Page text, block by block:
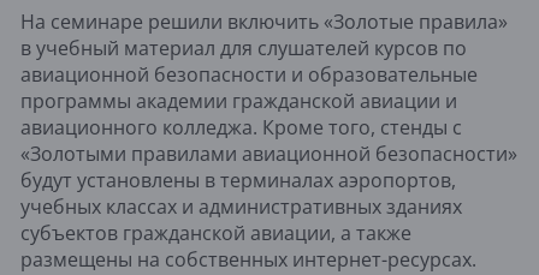
На семинаре решили включить «Золотые правила»
в учебный материал для слушателей курсов по
авиационной безопасности и образовательные
программы академии гражданской авиации и
авиационного колледжа. Кроме того, стенды с
«Золотыми правилами авиационной безопасности»
будут установлены в терминалах аэропортов,
учебных классах и административных зданиях
субъектов гражданской авиации, а также
размещены на собственных интернет-ресурсах.